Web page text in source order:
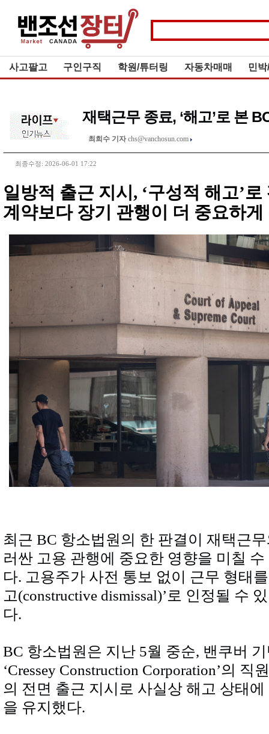
사고팔고 구인구직 학원/튜터링 자동차매매 민
재택근무 종료, ‘해고’로 본
최희수 기자 chs@vanchosun.com
최종수정: 2026-06-01 17:22
일방적 출근 지시, ‘구성적 해고’로
계약보다 장기 관행이 더 중요하게
최근 BC 항소법원의 한 판결이 재택근
러싼 고용 관행에 중요한 영향을 미칠
다. 고용주가 사전 통보 없이 근무 형태
고(constructive dismissal)’로 인정될 수
다.
BC 항소법원은 지난 5월 중순, 밴쿠버
‘Cressey Construction Corporation’의
의 전면 출근 지시로 사실상 해고 상태
을 유지했다.